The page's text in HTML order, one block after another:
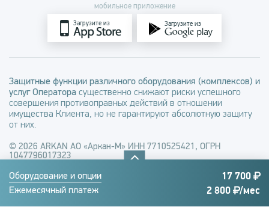
Оборудование и опции 17 700
Ежемесячный платеж 2 800 /мес
мобильное приложение
Загрузите из Загрузите из
Защитные функции различного оборудования (комплексов) и
услуг Оператора существенно снижают риски успешного
совершения противоправных действий в отношении
имущества Клиента, но не гарантируют абсолютную защиту
от них.
© 2026 ARKAN АО «Аркан-М» ИНН 7710525421, ОГРН
1047796017323
Заполняя любые формы на сайте arkan.ru вы соглашаетесь с
Политикой обработки персональных данных
Политикой в
отношении файлов cookie
Согласие на обработку